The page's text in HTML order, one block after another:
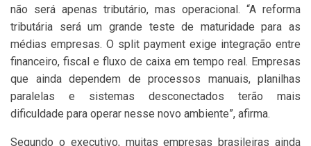
não será apenas tributário, mas operacional. “A reforma
tributária será um grande teste de maturidade para as
médias empresas. O split payment exige integração entre
financeiro, fiscal e fluxo de caixa em tempo real. Empresas
que ainda dependem de processos manuais, planilhas
paralelas e sistemas desconectados terão mais
dificuldade para operar nesse novo ambiente”, afirma.
Segundo o executivo, muitas empresas brasileiras ainda